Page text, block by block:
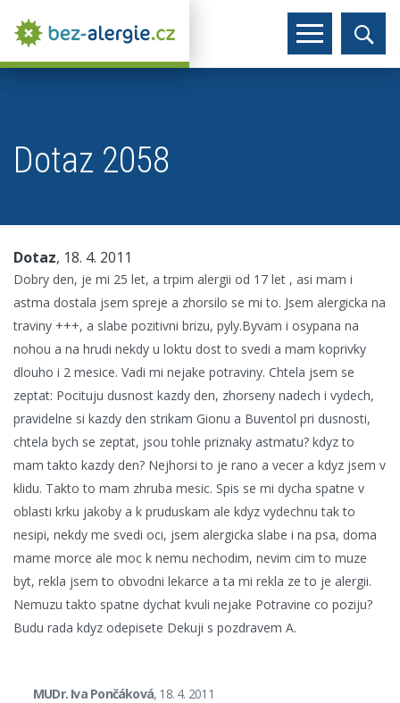
Dotaz 2058
Dotaz, 18. 4. 2011
Dobry den, je mi 25 let, a trpim alergii od 17 let , asi mam i
astma dostala jsem spreje a zhorsilo se mi to. Jsem alergicka na
traviny +++, a slabe pozitivni brizu, pyly.Byvam i osypana na
nohou a na hrudi nekdy u loktu dost to svedi a mam koprivky
dlouho i 2 mesice. Vadi mi nejake potraviny. Chtela jsem se
zeptat: Pocituju dusnost kazdy den, zhorseny nadech i vydech,
pravidelne si kazdy den strikam Gionu a Buventol pri dusnosti,
chtela bych se zeptat, jsou tohle priznaky astmatu? kdyz to
mam takto kazdy den? Nejhorsi to je rano a vecer a kdyz jsem v
klidu. Takto to mam zhruba mesic. Spis se mi dycha spatne v
oblasti krku jakoby a k pruduskam ale kdyz vydechnu tak to
nesipi, nekdy me svedi oci, jsem alergicka slabe i na psa, doma
mame morce ale moc k nemu nechodim, nevim cim to muze
byt, rekla jsem to obvodni lekarce a ta mi rekla ze to je alergii.
Nemuzu takto spatne dychat kvuli nejake Potravine co poziju?
Budu rada kdyz odepisete Dekuji s pozdravem A.
MUDr. Iva Pončáková, 18. 4. 2011